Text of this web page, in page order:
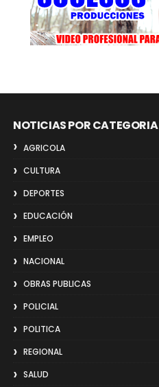
NOTICIAS POR CATEGORIA
AGRICOLA
CULTURA
DEPORTES
EDUCACIÓN
EMPLEO
NACIONAL
OBRAS PUBLICAS
POLICIAL
POLITICA
REGIONAL
SALUD